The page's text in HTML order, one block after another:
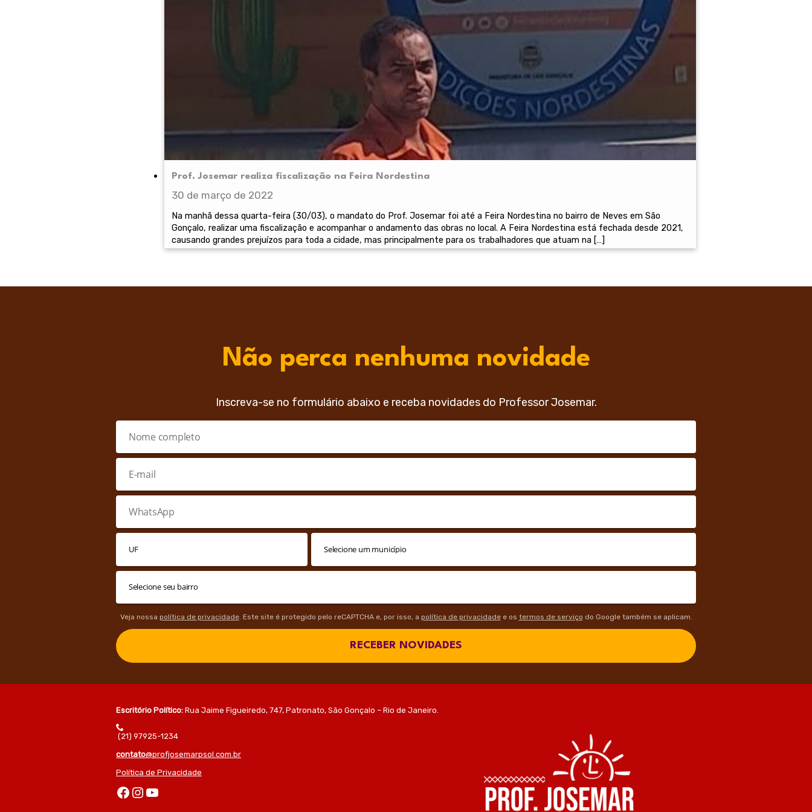
Prof. Josemar realiza fiscalização na Feira Nordestina
30 de março de 2022
Na manhã dessa quarta-feira (30/03), o mandato do Prof. Josemar foi até a Feira Nordestina no bairro de Neves em São
Gonçalo, realizar uma fiscalização e acompanhar o andamento das obras no local. A Feira Nordestina está fechada desde 2021,
causando grandes prejuízos para toda a cidade, mas principalmente para os trabalhadores que atuam na […]
Não perca nenhuma novidade
Inscreva-se no formulário abaixo e receba novidades do Professor Josemar.
Veja nossa política de privacidade. Este site é protegido pelo reCAPTCHA e, por isso, a política de privacidadee os termos de serviço do Google também se aplicam.
RECEBER NOVIDADES
Escritório Político: Rua Jaime Figueiredo, 747, Patronato, São Gonçalo – Rio de Janeiro.
(21) 97925-1234
contato@profjosemarpsol.com.br
Política de Privacidade
Facebook Instagram Youtube